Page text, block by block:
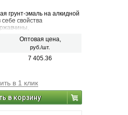
грунт-эмаль на алкидной
себе свойства
Оптовая цена,
руб./шт.
7 405.36
в 1 клик
в корзину